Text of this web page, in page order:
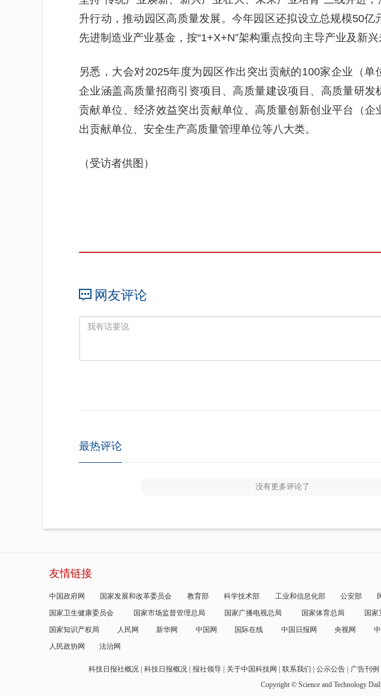
升行动，推动园区高质量发展。今年园区还拟设立总规模50亿
先进制造业产业基金，按“1+X+N”架构重点投向主导产业及新兴
另悉，大会对2025年度为园区作出突出贡献的100家企业（单
企业涵盖高质量招商引资项目、高质量建设项目、高质量研发
贡献单位、经济效益突出贡献单位、高质量创新创业平台（企
出贡献单位、安全生产高质量管理单位等八大类。
（受访者供图）
网友评论
最热评论
没有更多评论了
友情链接
中国政府网 国家发展和改革委员会 教育部 科学技术部 工业和信息化部 公安部
国家卫生健康委员会
国家市场监督管理总局 国家广播电视总局 国家体育总局 国家
国家知识产权局
人民网 新华网 中国网 国际在线 中国日报网 央视网
人民政协网
法治网
科技日报社概况 科技日报概况 报社领导 关于中国科技网 联系我们 公示公告 广告刊例
Copyright © Science and Technology